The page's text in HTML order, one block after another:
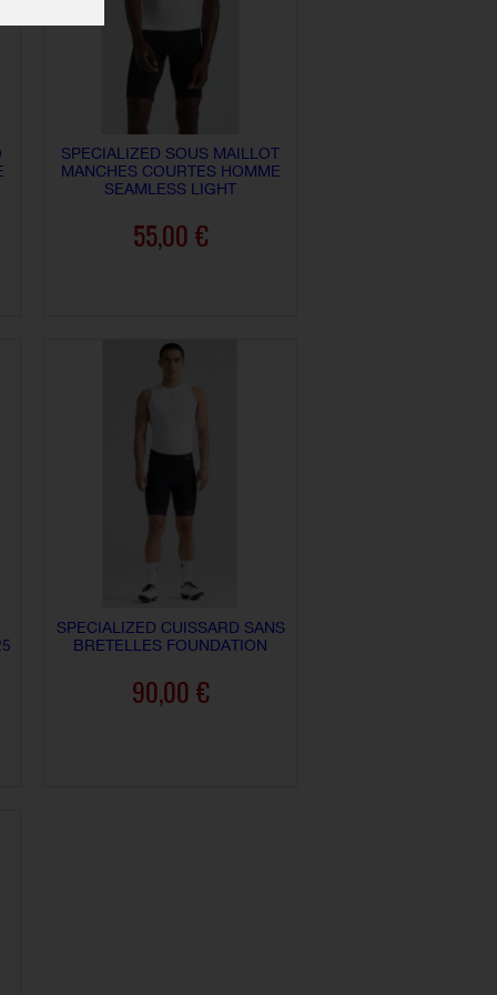
SPECIALIZED SOUS MAILLOT
MANCHES COURTES HOMME
SEAMLESS LIGHT
55,00 €
SPECIALIZED CUISSARD SANS
BRETELLES FOUNDATION
90,00 €